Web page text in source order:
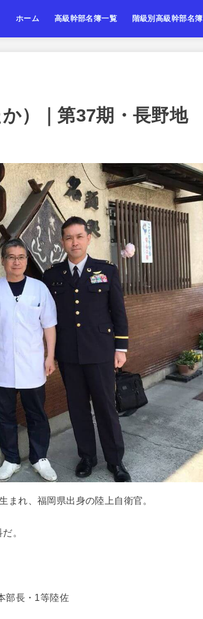
ホーム 高級幹部名簿一覧 階級別高級幹部名簿
）｜第37期・長野地
まれ、福岡県出身の陸上自衛官。
。
部長・1等陸佐